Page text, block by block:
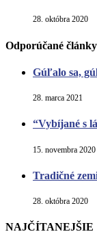
28. októbra 2020
Odporúčané články
Gúľalo sa,
28. marca 2021
“Vybíjané s
15. novembra 2020
Tradičné
28. októbra 2020
NAJČÍTANEJŠIE